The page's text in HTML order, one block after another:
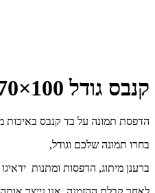
קנבס גודל 100×70ס״מ
הדפסת תמונה על בד קנבס באיכות
בחרו תמונה שלכם וגודל,
ברענן מיתוג, הדפסות ומתנות